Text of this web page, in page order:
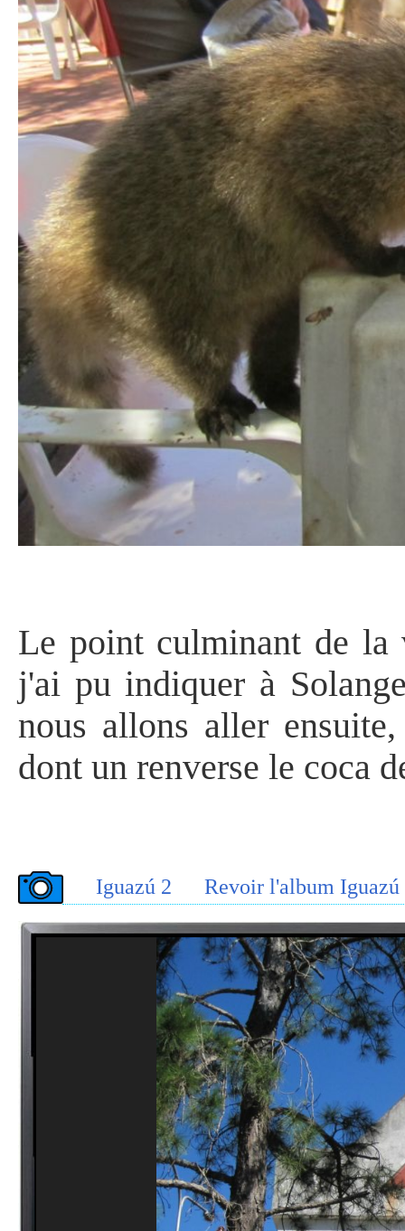
Le point culminant de la
j'ai pu indiquer à
nous allons aller
dont un renverse le coca
Iguazú 2 Revoir l'album Iguazú